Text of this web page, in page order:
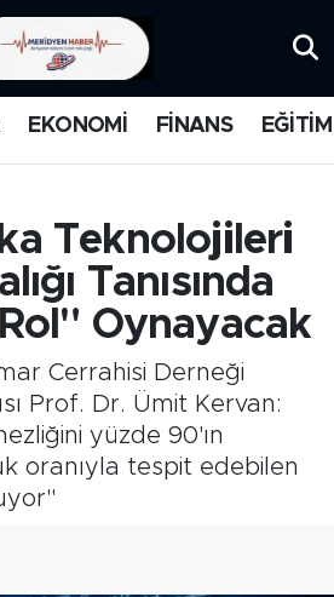
EKONOMİ FİNANS EĞİTİM
Teknolojileri
Tanısında
Oynayacak
Cerrahisi Derneği
Prof. Dr. Ümit Kervan:
yüzde 90'ın
oranıyla tespit edebilen
Durumu ve Fikstür